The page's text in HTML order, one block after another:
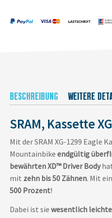
BESCHREIBUNG WEITERE
SRAM, Kassette
Mit der SRAM XG-1299 Eagle
Mountainbike endgültig
bewährten XD™ Driver Body
mit zehn bis 50 Zähnen. Mit
500 Prozent!
Dabei ist sie wesentlich